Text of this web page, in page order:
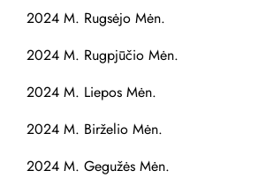
2024 M. Rugsėjo Mėn.
2024 M. Rugpjūčio Mėn.
2024 M. Liepos Mėn.
2024 M. Birželio Mėn.
2024 M. Gegužės Mėn.